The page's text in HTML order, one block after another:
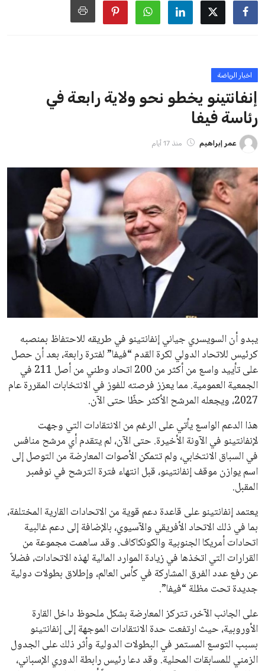
ايوا مصر
الاخبار الشائعة
إنفانتينو يخطو نحو ولاية رابعة في رئاسة فيفا
عمر إبراهيم
مستثمر هندي بريطاني يسعى لامتلاك حصة
عمر إبراهيم 22 يوليو 2026
تحقق من قهوتك المغشوشة 7 علامات تدل
على جودتها قبل أول رشفة
خالد فؤاد 18 يوليو 2026
القائمة البريدية
انضم إلى قائمة المشتركين لدينا لتحصل على أحدث الأخبار، التحديثات
والعروض الخاصة مباشرة في صندوق بريدك
اشتراك
جميع الحقوق محفوظة لموقعنا ايوا مصر